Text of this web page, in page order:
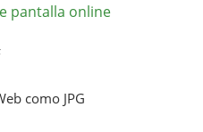
pantalla online
como JPG